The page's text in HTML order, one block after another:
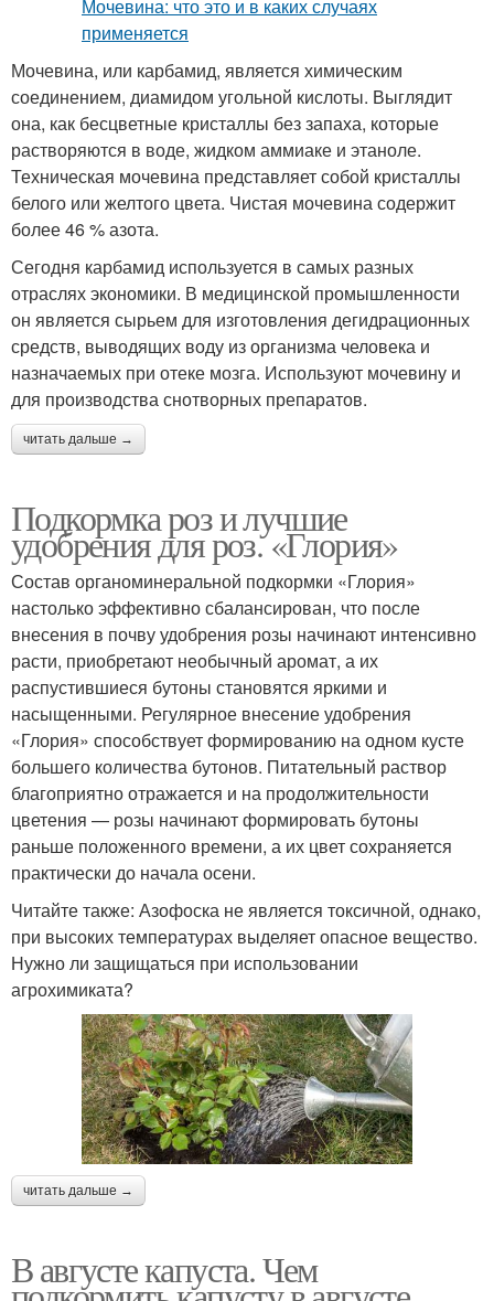
Мочевина, или карбамид, является химическим
соединением, диамидом угольной кислоты. Выглядит
она, как бесцветные кристаллы без запаха, которые
растворяются в воде, жидком аммиаке и этаноле.
Техническая мочевина представляет собой кристаллы
белого или желтого цвета. Чистая мочевина содержит
более 46 % азота.
Сегодня карбамид используется в самых разных
отраслях экономики. В медицинской промышленности
он является сырьем для изготовления дегидрационных
средств, выводящих воду из организма человека и
назначаемых при отеке мозга. Используют мочевину и
для производства снотворных препаратов.
читать дальше →
Подкормка роз и лучшие
удобрения для роз. «Глория»
Состав органоминеральной подкормки «Глория»
настолько эффективно сбалансирован, что после
внесения в почву удобрения розы начинают интенсивно
расти, приобретают необычный аромат, а их
распустившиеся бутоны становятся яркими и
насыщенными. Регулярное внесение удобрения
«Глория» способствует формированию на одном кусте
большего количества бутонов. Питательный раствор
благоприятно отражается и на продолжительности
цветения — розы начинают формировать бутоны
раньше положенного времени, а их цвет сохраняется
практически до начала осени.
Читайте также: Азофоска не является токсичной, однако,
при высоких температурах выделяет опасное вещество.
Нужно ли защищаться при использовании
агрохимиката?
читать дальше →
В августе капуста. Чем